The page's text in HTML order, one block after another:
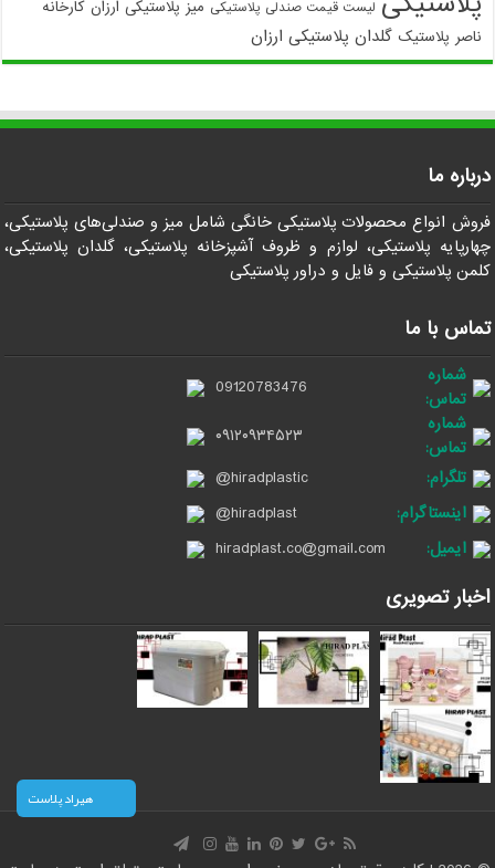
لیست قیمت صندلی پلاستیکی میز پلاستیکی ارزان کارخانه
ناصر پلاستیک گلدان پلاستیکی ارزان
درباره ما
فروش انواع محصولات پلاستیکی خانگی شامل میز و صندلی‌های پلاستیکی،
چهارپایه پلاستیکی، لوازم و ظروف آشپزخانه پلاستیکی، گلدان پلاستیکی،
کلمن پلاستیکی و فایل و دراور پلاستیکی
تماس با ما
شماره
تماس:
09120783476
شماره
تماس:
۰۹۱۲۰۹۳۴۵۲۳
تلگرام:
@hiradplastic
اینستاگرام:
@hiradplast
ایمیل:
hiradplast.co@gmail.com
اخبار تصویری
هیراد پلاست